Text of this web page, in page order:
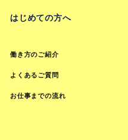
はじめての方へ
働き方のご紹介
よくあるご質問
お仕事までの流れ